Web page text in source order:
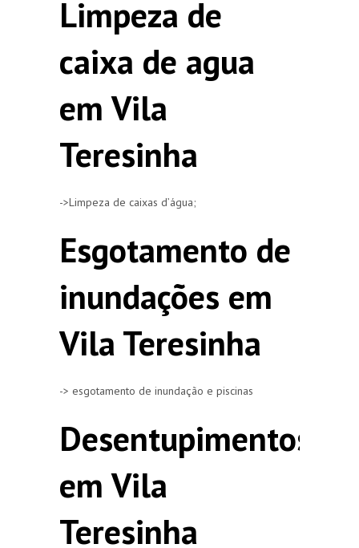
Limpeza de
caixa de agua
em Vila
Teresinha
->Limpeza de caixas d’água;
Esgotamento de
inundações em
Vila Teresinha
-> esgotamento de inundação e piscinas
Desentupimentos
em Vila
Teresinha